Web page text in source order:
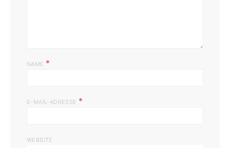
NAME *
E-MAIL-ADRESSE *
WEBSITE